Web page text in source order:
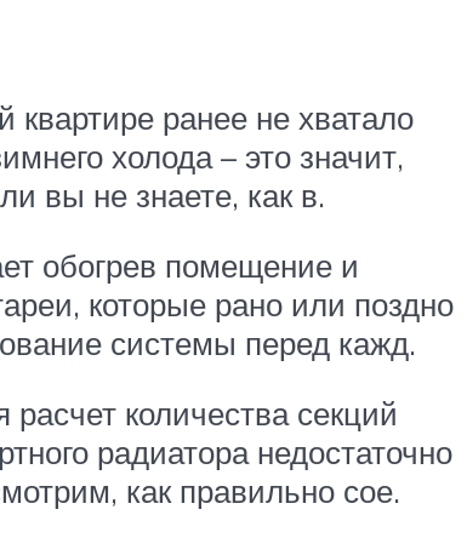
ранее не хватало
холода – это значит,
вы не знаете, как в.
обогрев помещение и
которые рано или поздно
системы перед кажд.
количества секций
радиатора недостаточно
как правильно сое.